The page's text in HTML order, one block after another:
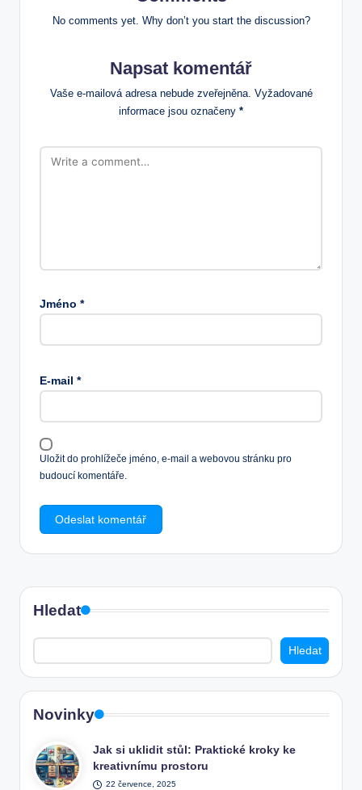
No comments yet. Why don’t you start the discussion?
Napsat komentář
Vaše e-mailová adresa nebude zveřejněna. Vyžadované
informace jsou označeny *
Jméno *
E-mail *
Uložit do prohlížeče jméno, e-mail a webovou stránku pro
budoucí komentáře.
Hledat
Hledat
Novinky
Jak si uklidit stůl: Praktické kroky ke
kreativnímu prostoru
22 července, 2025